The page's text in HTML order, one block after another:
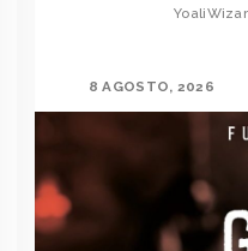
8 AGOSTO, 2026